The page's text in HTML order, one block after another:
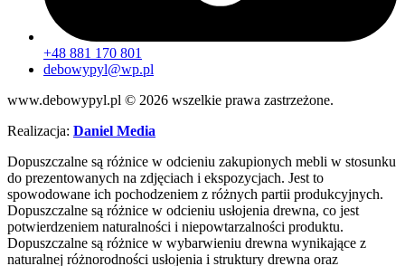
+48 881 170 801
debowypyl@wp.pl
www.debowypyl.pl © 2026 wszelkie prawa zastrzeżone.
Realizacja: Daniel Media
Dopuszczalne są różnice w odcieniu zakupionych mebli w stosunku
do prezentowanych na zdjęciach i ekspozycjach. Jest to
spowodowane ich pochodzeniem z różnych partii produkcyjnych.
Dopuszczalne są różnice w odcieniu usłojenia drewna, co jest
potwierdzeniem naturalności i niepowtarzalności produktu.
Dopuszczalne są różnice w wybarwieniu drewna wynikające z
naturalnej różnorodności usłojenia i struktury drewna oraz